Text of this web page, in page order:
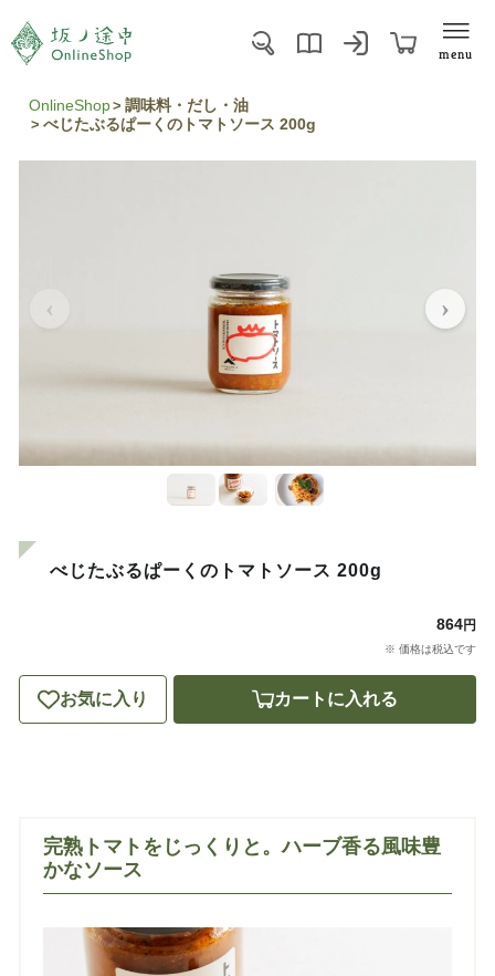
menu
OnlineShop
調味料・だし・油
べじたぶるぱーくのトマトソース 200g
べじたぶるぱーくのトマトソース 200g
864円
※ 価格は税込です
お気に入り カートに入れる
完熟トマトをじっくりと。ハーブ香る風味豊
かなソース